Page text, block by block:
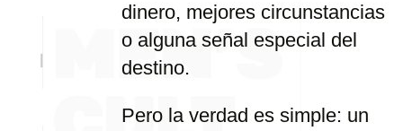
dinero, mejores circunstancias
o alguna señal especial del
destino.
Pero la verdad es simple: un